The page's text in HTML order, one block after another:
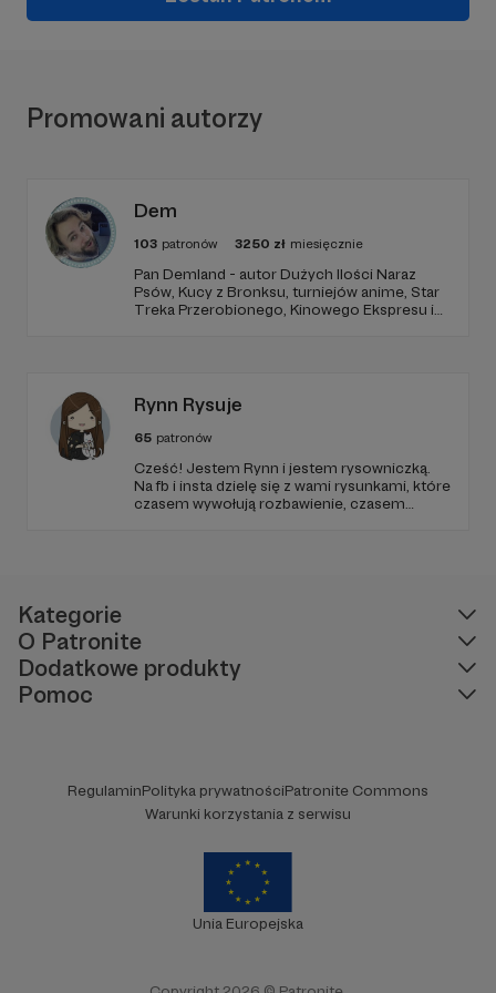
Promowani autorzy
Dem
103 patronów 3250 zł miesięcznie
Pan Demland - autor Dużych Ilości Naraz
Psów, Kucy z Bronksu, turniejów anime, Star
Treka Przerobionego, Kinowego Ekspresu i
Rynn Rysuje
65 patronów
Cześć! Jestem Rynn i jestem rysowniczką.
Na fb i insta dzielę się z wami rysunkami, które
czasem wywołują rozbawienie, czasem
Kategorie
O Patronite
Dodatkowe produkty
Pomoc
RegulaminPolityka prywatnościPatronite Commons
Warunki korzystania z serwisu
Unia Europejska